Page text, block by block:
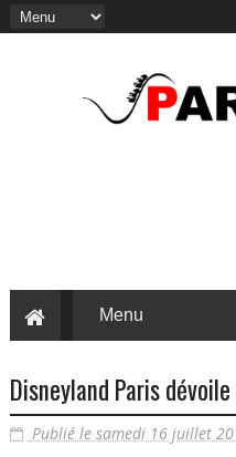
Disneyland Paris
Publié le samedi 16 juillet